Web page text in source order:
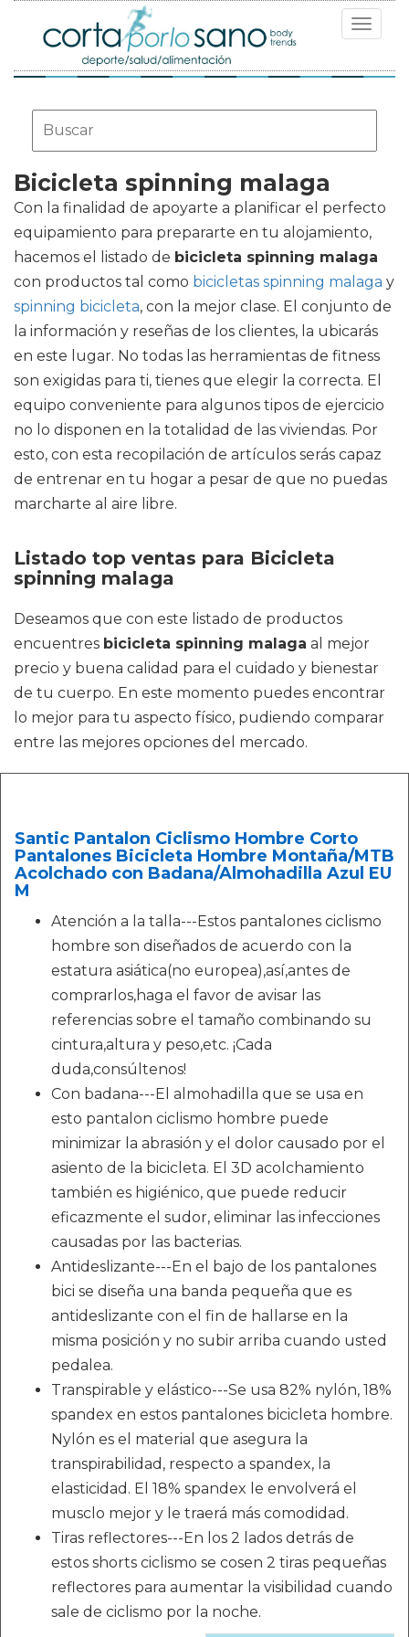
Toggle
Bicicleta spinning malaga
Con la finalidad de apoyarte a planificar el perfecto
equipamiento para prepararte en tu alojamiento,
hacemos el listado de bicicleta spinning malaga
con productos tal como bicicletas spinning malaga y
spinning bicicleta, con la mejor clase. El conjunto de
la información y reseñas de los clientes, la ubicarás
en este lugar. No todas las herramientas de fitness
son exigidas para ti, tienes que elegir la correcta. El
equipo conveniente para algunos tipos de ejercicio
no lo disponen en la totalidad de las viviendas. Por
esto, con esta recopilación de artículos serás capaz
de entrenar en tu hogar a pesar de que no puedas
marcharte al aire libre.
Listado top ventas para Bicicleta
spinning malaga
Deseamos que con este listado de productos
encuentres bicicleta spinning malaga al mejor
precio y buena calidad para el cuidado y bienestar
de tu cuerpo. En este momento puedes encontrar
lo mejor para tu aspecto físico, pudiendo comparar
entre las mejores opciones del mercado.
Santic Pantalon Ciclismo Hombre Corto
Pantalones Bicicleta Hombre Montaña/MTB
Acolchado con Badana/Almohadilla Azul EU
M
Atención a la talla---Estos pantalones ciclismo
hombre son diseñados de acuerdo con la
estatura asiática(no europea),así,antes de
comprarlos,haga el favor de avisar las
referencias sobre el tamaño combinando su
cintura,altura y peso,etc. ¡Cada
duda,consúltenos!
Con badana---El almohadilla que se usa en
esto pantalon ciclismo hombre puede
minimizar la abrasión y el dolor causado por el
asiento de la bicicleta. El 3D acolchamiento
también es higiénico, que puede reducir
eficazmente el sudor, eliminar las infecciones
causadas por las bacterias.
Antideslizante---En el bajo de los pantalones
bici se diseña una banda pequeña que es
antideslizante con el fin de hallarse en la
misma posición y no subir arriba cuando usted
pedalea.
Transpirable y elástico---Se usa 82% nylón, 18%
spandex en estos pantalones bicicleta hombre.
Nylón es el material que asegura la
transpirabilidad, respecto a spandex, la
elasticidad. El 18% spandex le envolverá el
musclo mejor y le traerá más comodidad.
Tiras reflectores---En los 2 lados detrás de
estos shorts ciclismo se cosen 2 tiras pequeñas
reflectores para aumentar la visibilidad cuando
sale de ciclismo por la noche.